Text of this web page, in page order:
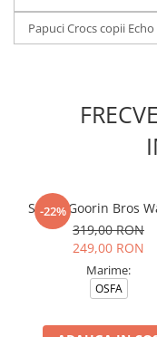
Papuci Crocs copii
-22%
Sapca Goorin Bros
319,00 RON
249,00 RON
Marime:
OSFA